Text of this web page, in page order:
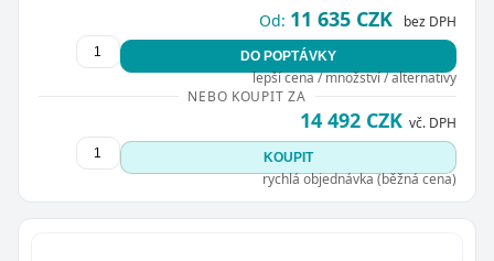
Od: 11 635 CZK bez DPH
DO POPTÁVKY
lepší cena / množství / alternativy
NEBO KOUPIT ZA
14 492 CZK vč. DPH
KOUPIT
rychlá objednávka (běžná cena)